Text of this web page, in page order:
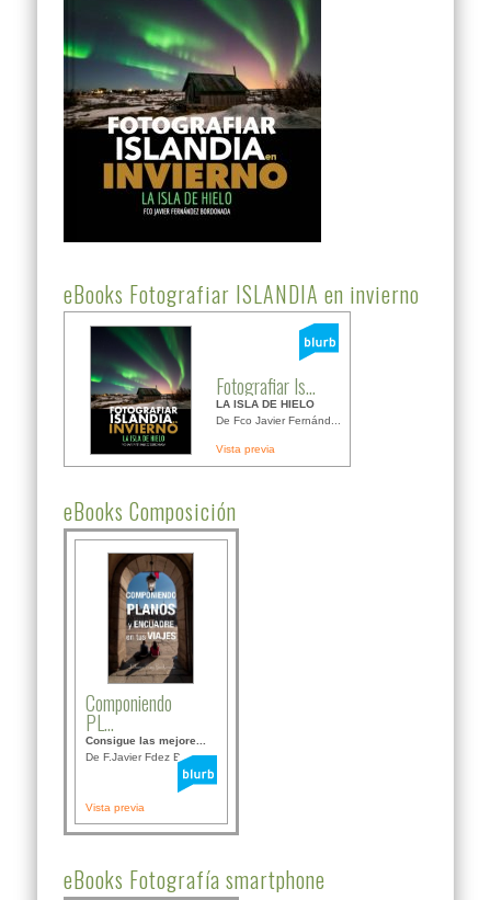
eBooks Fotografiar ISLANDIA en invierno
Fotografiar Is...
LA ISLA DE HIELO
De Fco Javier Fernánd...
Vista previa
eBooks Composición
Componiendo
PL...
Consigue las mejore...
De F.Javier Fdez Bor...
Vista previa
eBooks Fotografía smartphone